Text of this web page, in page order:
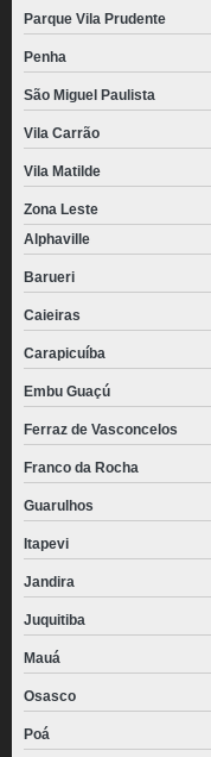
Parque Vila Prudente
Penha
São Miguel Paulista
Vila Carrão
Vila Matilde
Zona Leste
Alphaville
Barueri
Caieiras
Carapicuíba
Embu Guaçú
Ferraz de Vasconcelos
Franco da Rocha
Guarulhos
Itapevi
Jandira
Juquitiba
Mauá
Osasco
Poá